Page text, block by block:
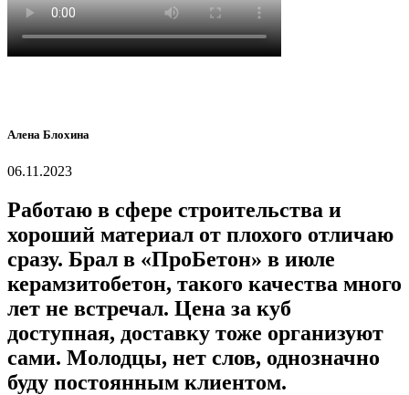
Алена Блохина
06.11.2023
Работаю в сфере строительства и
хороший материал от плохого отличаю
сразу. Брал в «ПроБетон» в июле
керамзитобетон, такого качества много
лет не встречал. Цена за куб
доступная, доставку тоже организуют
сами. Молодцы, нет слов, однозначно
буду постоянным клиентом.